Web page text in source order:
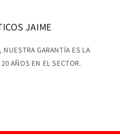
JAIME
NUESTRA GARANTÍA ES LA
AÑOS EN EL SECTOR.